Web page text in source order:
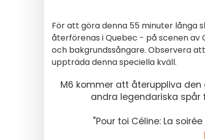
För att göra denna 55 minuter långa
återförenas i Quebec - på scenen av
och bakgrundssångare. Observera
uppträda denna speciella kväll.
M6 kommer att återuppliva
andra legendariska spår
"Pour toi Céline: La